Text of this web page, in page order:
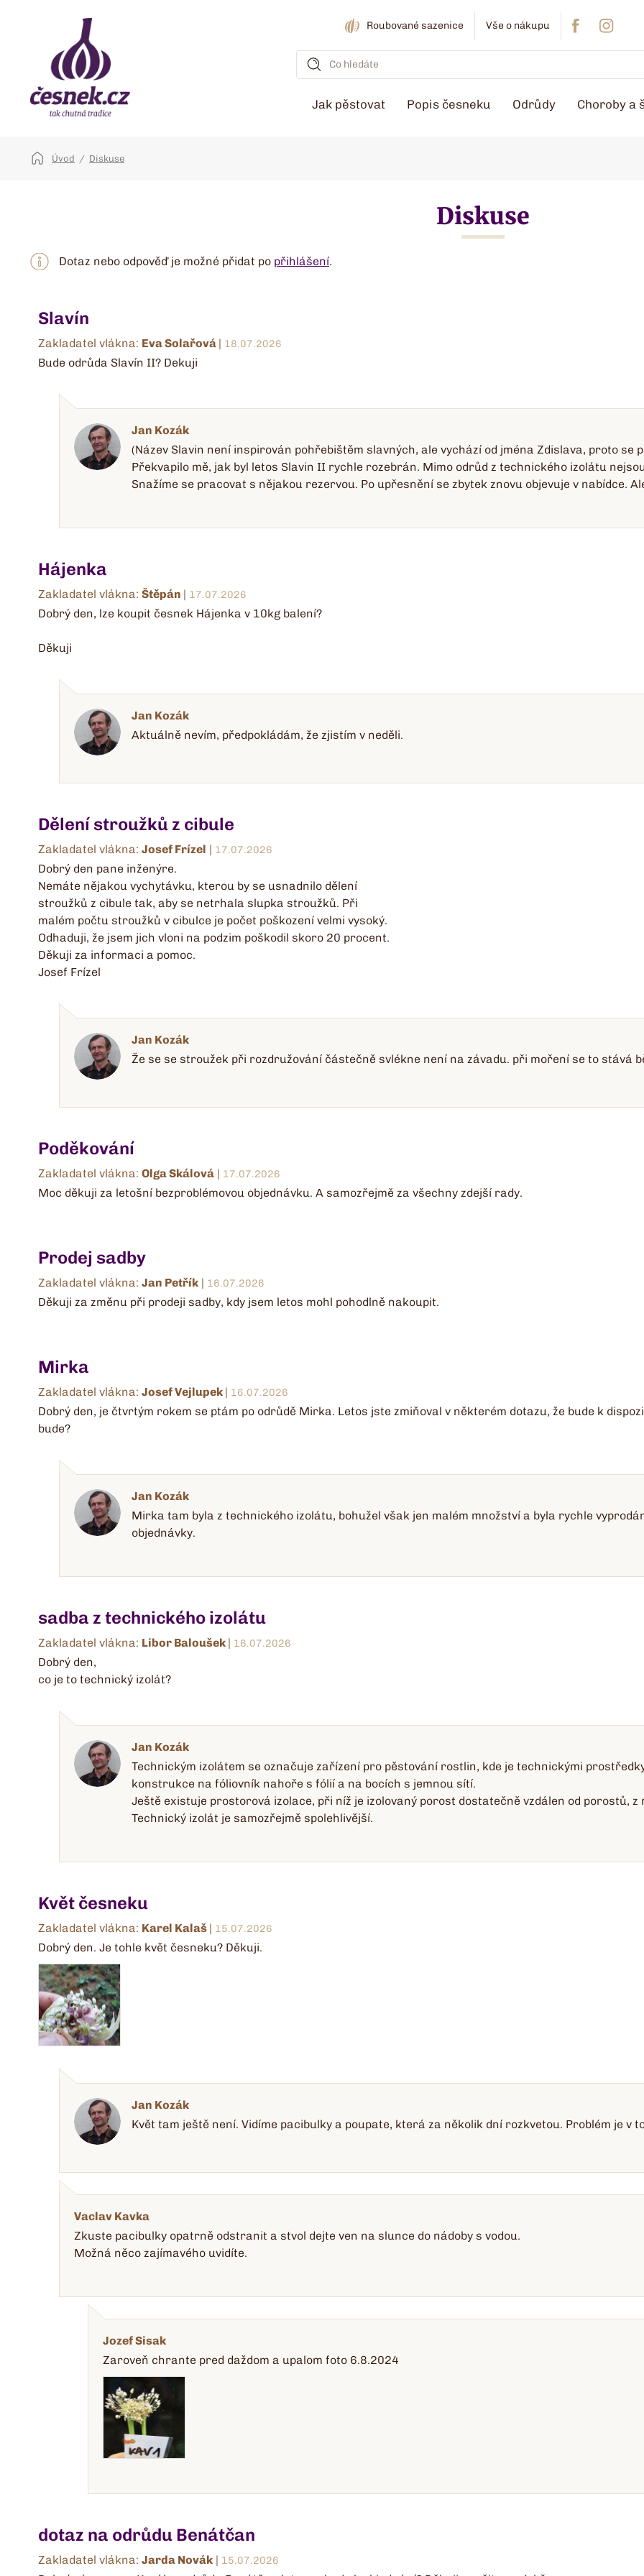
Roubované sazenice Vše o nákupu
Jak pěstovat Popis česneku Odrůdy Choroby a
Úvod Diskuse
Diskuse
Dotaz nebo odpověď je možné přidat po přihlášení.
Slavín
Zakladatel vlákna: Eva Solařová | 18.07.2026
Bude odrůda Slavín II? Dekuji
Jan Kozák
(Název Slavin není inspirován pohřebištěm slavných, ale vychází od jména Zdislava, proto se
Překvapilo mě, jak byl letos Slavin II rychle rozebrán. Mimo odrůd z technického izolátu
Snažíme se pracovat s nějakou rezervou. Po upřesnění se zbytek znovu objevuje v nabídce.
Hájenka
Zakladatel vlákna: Štěpán | 17.07.2026
Dobrý den, lze koupit česnek Hájenka v 10kg balení?
Děkuji
Jan Kozák
Aktuálně nevím, předpokládám, že zjistím v neděli.
Dělení stroužků z cibule
Zakladatel vlákna: Josef Frízel | 17.07.2026
Dobrý den pane inženýre.
Nemáte nějakou vychytávku, kterou by se usnadnilo dělení
stroužků z cibule tak, aby se netrhala slupka stroužků. Při
malém počtu stroužků v cibulce je počet poškození velmi vysoký.
Odhaduji, že jsem jich vloni na podzim poškodil skoro 20 procent.
Děkuji za informaci a pomoc.
Josef Frízel
Jan Kozák
Že se se stroužek při rozdružování částečně svlékne není na závadu. při moření se to stává
Poděkování
Zakladatel vlákna: Olga Skálová | 17.07.2026
Moc děkuji za letošní bezproblémovou objednávku. A samozřejmě za všechny zdejší rady.
Prodej sadby
Zakladatel vlákna: Jan Petřík | 16.07.2026
Děkuji za změnu při prodeji sadby, kdy jsem letos mohl pohodlně nakoupit.
Mirka
Zakladatel vlákna: Josef Vejlupek | 16.07.2026
Dobrý den, je čtvrtým rokem se ptám po odrůdě Mirka. Letos jste zmiňoval v některém dotazu, že bude k
bude?
Jan Kozák
Mirka tam byla z technického izolátu, bohužel však jen malém množství a byla rychle
objednávky.
sadba z technického izolátu
Zakladatel vlákna: Libor Baloušek | 16.07.2026
Dobrý den,
co je to technický izolát?
Jan Kozák
Technickým izolátem se označuje zařízení pro pěstování rostlin, kde je technickými
konstrukce na fóliovník nahoře s fólií a na bocích s jemnou sítí.
Ještě existuje prostorová izolace, při níž je izolovaný porost dostatečně vzdálen od porostů,
Technický izolát je samozřejmě spolehlivější.
Květ česneku
Zakladatel vlákna: Karel Kalaš | 15.07.2026
Dobrý den. Je tohle květ česneku? Děkuji.
Jan Kozák
Květ tam ještě není. Vidíme pacibulky a poupate, která za několik dní rozkvetou. Problém je v
Vaclav Kavka
Zkuste pacibulky opatrně odstranit a stvol dejte ven na slunce do nádoby s vodou.
Možná něco zajímavého uvidíte.
Jozef Sisak
Zaroveň chrante pred daždom a upalom foto 6.8.2024
dotaz na odrůdu Benátčan
Zakladatel vlákna: Jarda Novák | 15.07.2026